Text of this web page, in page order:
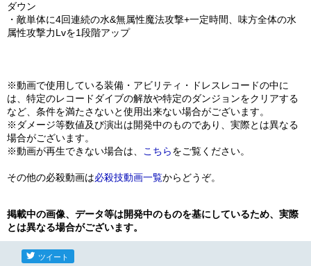
ダウン
・敵単体に4回連続の水&無属性魔法攻撃+一定時間、味方全体の水
属性攻撃力Lvを1段階アップ
※動画で使用している装備・アビリティ・ドレスレコードの中に
は、特定のレコードダイブの解放や特定のダンジョンをクリアする
など、条件を満たさないと使用出来ない場合がございます。
※ダメージ等数値及び演出は開発中のものであり、実際とは異なる
場合がございます。
※動画が再生できない場合は、
こちらをご覧ください。
その他の必殺動画は必殺技動画一覧からどうぞ。
掲載中の画像、データ等は開発中のものを基にしているため、実際
とは異なる場合がございます。
ツイート